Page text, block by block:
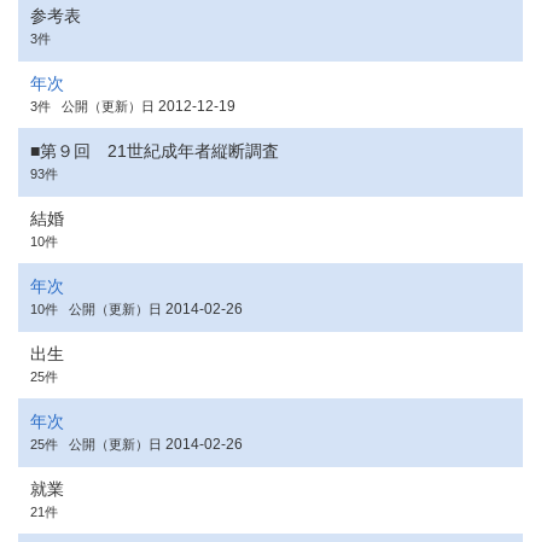
参考表
3件
年次
3件 公開（更新）日 2012-12-19
■第９回 21世紀成年者縦断調査
93件
結婚
10件
年次
10件 公開（更新）日 2014-02-26
出生
25件
年次
25件 公開（更新）日 2014-02-26
就業
21件